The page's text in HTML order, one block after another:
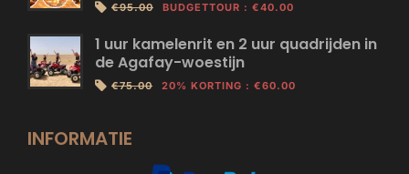
€95.00 BUDGETTOUR : €40.00
1 uur kamelenrit en 2 uur quadrijden in
de Agafay-woestijn
€75.00 20% KORTING : €60.00
INFORMATIE